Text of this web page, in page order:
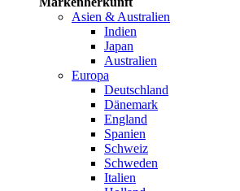
Asien & Australien
Indien
Japan
Australien
Europa
Deutschland
Dänemark
England
Spanien
Schweiz
Schweden
Italien